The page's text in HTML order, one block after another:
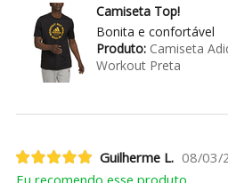
Camiseta Top!
Bonita e confortável
Produto:Camiseta
Workout Preta
Guilherme L. 08/03/
Eu recomendo esse produto.